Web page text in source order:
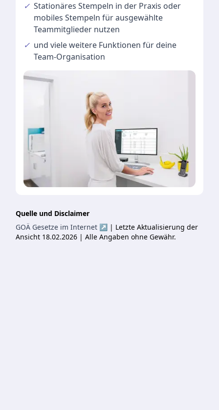
✓ Stationäres Stempeln in der Praxis oder
mobiles Stempeln für ausgewählte
Teammitglieder nutzen
✓ und vieleweitere Funktionen für deine
Team-Organisation
Quelle und Disclaimer
GOÄ Gesetze im Internet ↗ | Letzte Aktualisierung der
Ansicht 18.02.2026 | Alle Angaben ohne Gewähr.